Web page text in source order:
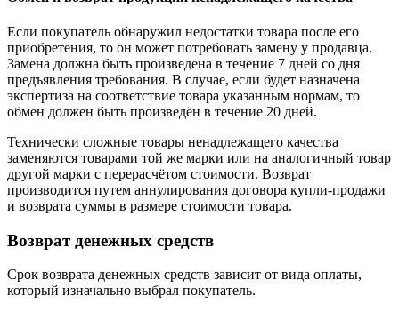
Если покупатель обнаружил недостатки товара после его
приобретения, то он может потребовать замену у продавца.
Замена должна быть произведена в течение 7 дней со дня
предъявления требования. В случае, если будет назначена
экспертиза на соответствие товара указанным нормам, то
обмен должен быть произведён в течение 20 дней.
Технически сложные товары ненадлежащего качества
заменяются товарами той же марки или на аналогичный товар
другой марки с перерасчётом стоимости. Возврат
производится путем аннулирования договора купли-продажи
и возврата суммы в размере стоимости товара.
Возврат денежных средств
Срок возврата денежных средств зависит от вида оплаты,
который изначально выбрал покупатель.